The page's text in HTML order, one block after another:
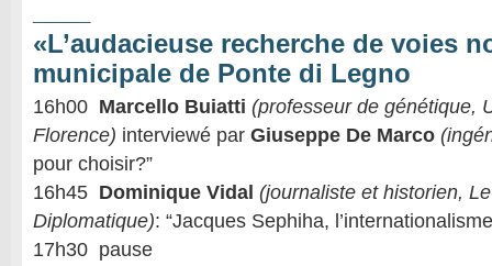
«L’audacieuse recherche de voies
municipale de Ponte di Legno
16h00 Marcello Buiatti (professeur de génétique,
Florence) interviewé par Giuseppe De Marco
pour choisir?”
16h45 Dominique Vidal (journaliste et historien,
Diplomatique): “Jacques Sephiha,
17h30 pause